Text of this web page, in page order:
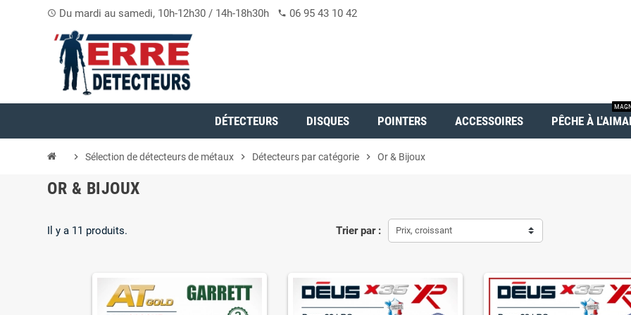
access_time Du mardi au samedi, 10h-12h30 / 14h-18h30h phone 06 95 43 10 42
DÉTECTEURS DISQUES POINTERS ACCESSOIRES PÊCHE À
chevron_right Sélection de détecteurs de métaux chevron_right Détecteurs par catégorie chevron_right Or & Bijoux
OR & BIJOUX
Trier par : Prix, croissant
Il y a 11 produits.